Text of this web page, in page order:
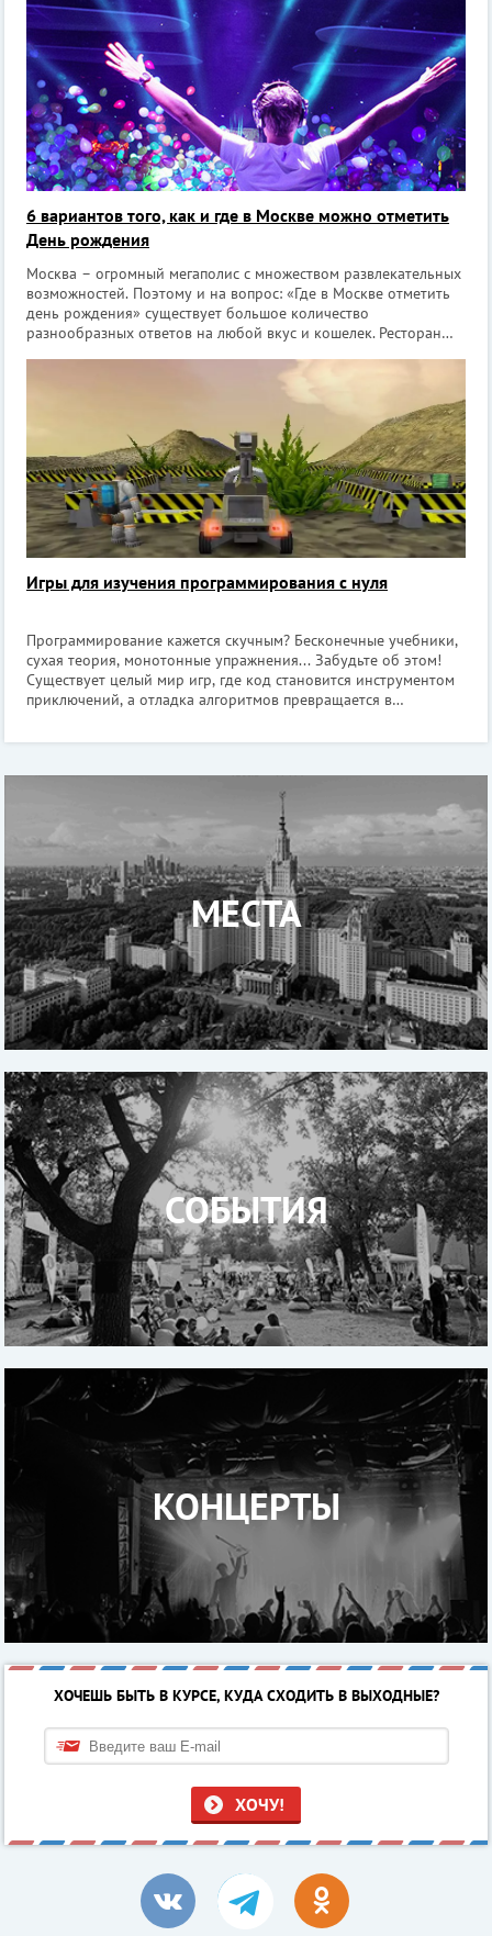
бесплатный пробный урок, позв
6 вариантов того, как и где в Москве можно отметить
День рождения
Москва – огромный мегаполис с множеством развлекательных
возможностей. Поэтому и на вопрос: «Где в Москве отметить
день рождения» существует большое количество
разнообразных ответов на любой вкус и кошелек. Ресторан
Игры для изучения программирования с нуля
Программирование кажется скучным? Бесконечные учебники,
сухая теория, монотонные упражнения... Забудьте об этом!
Существует целый мир игр, где код становится инструментом
приключений, а отладка алгоритмов превращается в
головоломках с яркими кнопочками,
МЕСТА
СОБЫТИЯ
КОНЦЕРТЫ
ХОЧЕШЬ БЫТЬ В КУРСЕ, КУДА СХОДИТЬ В ВЫХОДНЫЕ?
ХОЧУ!